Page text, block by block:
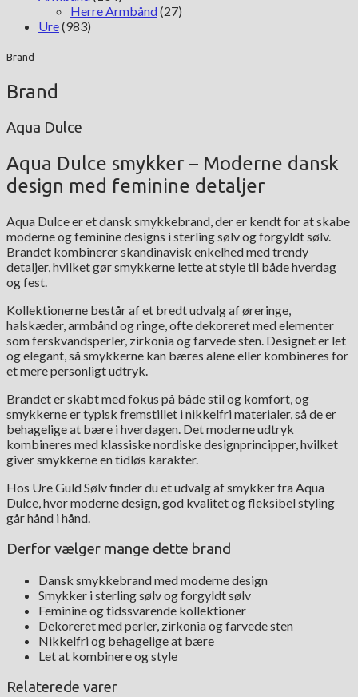
Herre Armbånd(27)
Ure(983)
Brand
Brand
Aqua Dulce
Aqua Dulce smykker – Moderne dansk
design med feminine detaljer
Aqua Dulce er et dansk smykkebrand, der er kendt for at skabe
moderne og feminine designs i sterling sølv og forgyldt sølv.
Brandet kombinerer skandinavisk enkelhed med trendy
detaljer, hvilket gør smykkerne lette at style til både hverdag
og fest.
Kollektionerne består af et bredt udvalg af øreringe,
halskæder, armbånd og ringe, ofte dekoreret med elementer
som ferskvandsperler, zirkonia og farvede sten. Designet er let
og elegant, så smykkerne kan bæres alene eller kombineres for
et mere personligt udtryk.
Brandet er skabt med fokus på både stil og komfort, og
smykkerne er typisk fremstillet i nikkelfri materialer, så de er
behagelige at bære i hverdagen. Det moderne udtryk
kombineres med klassiske nordiske designprincipper, hvilket
giver smykkerne en tidløs karakter.
Hos Ure Guld Sølv finder du et udvalg af smykker fra Aqua
Dulce, hvor moderne design, god kvalitet og fleksibel styling
går hånd i hånd.
Derfor vælger mange dette brand
Dansk smykkebrand med moderne design
Smykker i sterling sølv og forgyldt sølv
Feminine og tidssvarende kollektioner
Dekoreret med perler, zirkonia og farvede sten
Nikkelfri og behagelige at bære
Let at kombinere og style
Relaterede varer